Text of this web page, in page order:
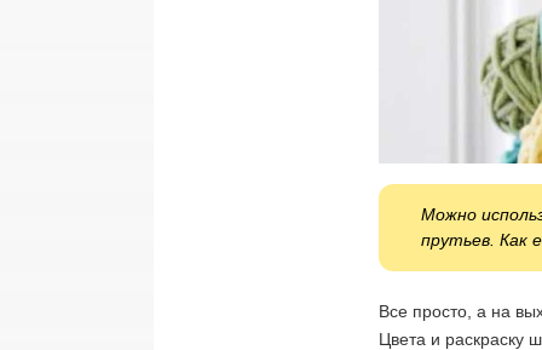
Можно
прутьев. Как
Все просто, а на
Цвета и раскраску